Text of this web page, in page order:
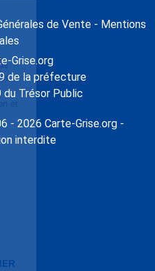
de Vente - Mentions
Grise.org
de la préfecture
Trésor Public
- 2026 Carte-Grise.org -
interdite
contenu plus personnalisé car
des annonces. Ils
afin d'améliorer votre
des cookies.